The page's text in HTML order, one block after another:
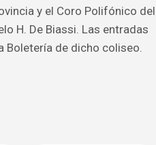
y el Coro Polifónico del
H. De Biassi. Las entradas
Boletería de dicho coliseo.